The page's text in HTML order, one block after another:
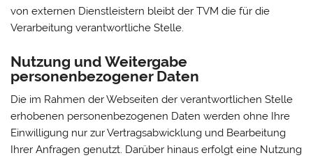
von externen Dienstleistern bleibt der TVM die für die
Verarbeitung verantwortliche Stelle.
Nutzung und Weitergabe
personenbezogener Daten
Die im Rahmen der Webseiten der verantwortlichen Stelle
erhobenen personenbezogenen Daten werden ohne Ihre
Einwilligung nur zur Vertragsabwicklung und Bearbeitung
Ihrer Anfragen genutzt. Darüber hinaus erfolgt eine Nutzung